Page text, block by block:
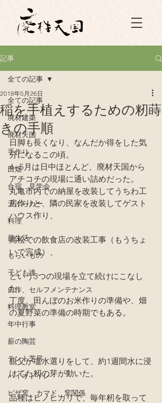
記事
全ての記事
廃材建築
廃材天国
手作り
田畑
合宿、見学会
天ぷらカー
料理
薪生活
もらいもの
子ども達
自作、セルフメンテナンス
料理教室
年中行事
薪の陶芸
テント芝居
バイオトイレ
ピザ窯、カマド、窯関係
全ての記事
稲を手植えするための籾蒔
きの手順
2018年5月26日
日脚も長くなり、なんだか得をした気
分になるこの頃。
4~5月は日中ほとんど、廃材天国から
アチコチの現場に通い詰めだった。
丸亀市内での納屋を改装してうちわ工
房作りと、隣の民家を改装してゲスト
ハウス作り、
高松での飲食店の改装工事（もうちょ
いで完成）、
という3つの現場を立て続けにこなし
た。
丁度、田んぼのお米作りの準備や、畑
の夏野菜の準備の時期でもある。
親父が塩水選りをして、約1週間水に浸
けてた籾の芽が動いた。
品種はヒノヒカリで、毎年籾を取って